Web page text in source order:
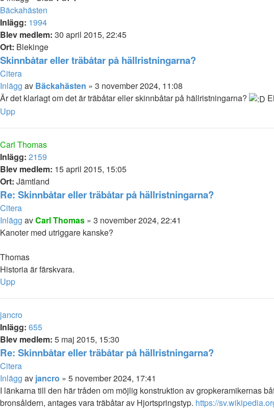
Bäckahästen
Inlägg: 1994
Blev medlem: 30 april 2015, 22:45
Ort: Blekinge
Skinnbåtar eller träbåtar på hällristningarna?
Citera
Inlägg av Bäckahästen » 3 november 2024, 11:08
Är det klarlagt om det är träbåtar eller skinnbåtar på hällristningarna?
Upp
Carl Thomas
Inlägg: 2159
Blev medlem: 15 april 2015, 15:05
Ort: Jämtland
Re: Skinnbåtar eller träbåtar på hällristningarna?
Citera
Inlägg avCarl Thomas » 3 november 2024, 22:41
Kanoter med utriggare kanske?
Thomas
Historia är färskvara.
Upp
jancro
Inlägg: 655
Blev medlem: 5 maj 2015, 15:30
Re: Skinnbåtar eller träbåtar på hällristningarna?
Citera
Inlägg av jancro » 5 november 2024, 17:41
I länkarna till den här tråden om möjlig konstruktion av gropkeramikernas
bronsåldern, antages vara träbåtar av Hjortspringstyp. https://